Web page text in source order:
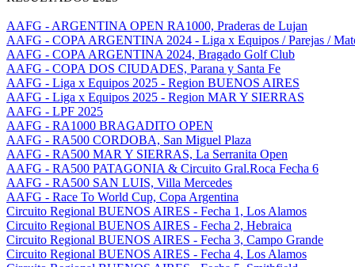
AAFG - ARGENTINA OPEN RA1000, Praderas de Lujan
AAFG - COPA ARGENTINA 2024 - Liga x Equipos / Parejas /
AAFG - COPA ARGENTINA 2024, Bragado Golf Club
AAFG - COPA DOS CIUDADES, Parana y Santa Fe
AAFG - Liga x Equipos 2025 - Region BUENOS AIRES
AAFG - Liga x Equipos 2025 - Region MAR Y SIERRAS
AAFG - LPF 2025
AAFG - RA1000 BRAGADITO OPEN
AAFG - RA500 CORDOBA, San Miguel Plaza
AAFG - RA500 MAR Y SIERRAS, La Serranita Open
AAFG - RA500 PATAGONIA & Circuito Gral.Roca Fecha 6
AAFG - RA500 SAN LUIS, Villa Mercedes
AAFG - Race To World Cup, Copa Argentina
Circuito Regional BUENOS AIRES - Fecha 1, Los Alamos
Circuito Regional BUENOS AIRES - Fecha 2, Hebraica
Circuito Regional BUENOS AIRES - Fecha 3, Campo Grande
Circuito Regional BUENOS AIRES - Fecha 4, Los Alamos